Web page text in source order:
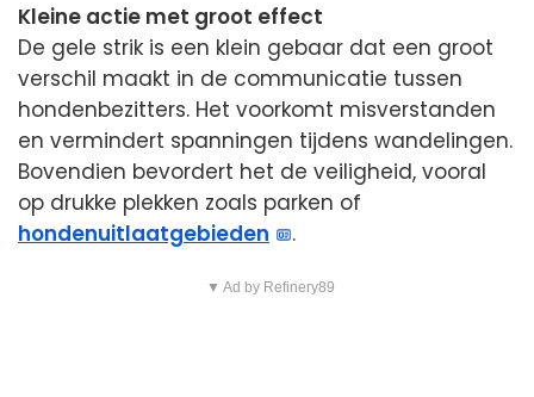
Kleine actie met groot effect
De gele strik is een klein gebaar dat een groot
verschil maakt in de communicatie tussen
hondenbezitters. Het voorkomt misverstanden
en vermindert spanningen tijdens wandelingen.
Bovendien bevordert het de veiligheid, vooral
op drukke plekken zoals parken of
hondenuitlaatgebieden
.
▼ Ad by Refinery89